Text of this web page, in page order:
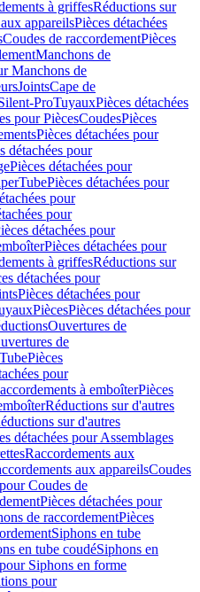
à griffesRéductions sur
appareilsPièces détachées
Coudes de raccordementPièces
Manchons de
Manchons de
JointsCape de
ProTuyauxPièces détachées
pour PiècesCoudesPièces
Pièces détachées pour
détachées pour
Pièces détachées pour
Pièces détachées pour
pour
pour
détachées pour
Pièces détachées pour
à griffesRéductions sur
détachées pour
Pièces détachées pour
PiècesPièces détachées pour
Ouvertures de
de
Pièces
pour
à emboîterPièces
Réductions sur d'autres
sur d'autres
détachées pour Assemblages
Raccordements aux
aux appareilsCoudes
Coudes de
Pièces détachées pour
de raccordementPièces
Siphons en tube
en tube coudéSiphons en
Siphons en forme
pour